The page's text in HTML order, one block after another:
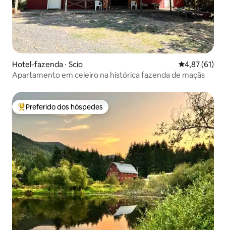
Hotel-fazenda ⋅ Scio 4,87 de uma
4,87 (61)
Apartamento em celeiro na histórica fazenda de maçãs
Entre os melhores preferidos dos hóspedes
Preferido dos hóspedes